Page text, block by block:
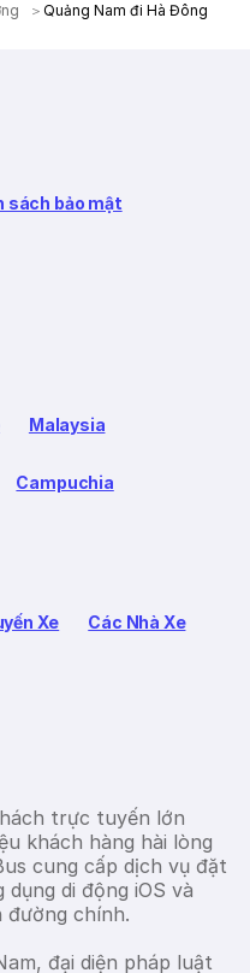
Quảng Nam đi Hà Đông
sách bảo mật
Malaysia
Campuchia
Xe Các Nhà Xe
trực tuyến lớn
khách hàng hài lòng
cung cấp dịch vụ đặt
di động iOS và
chính.
đại diện pháp luật